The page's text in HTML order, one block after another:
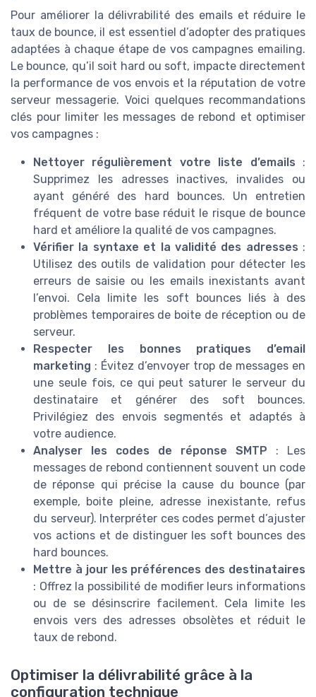
Pour améliorer la délivrabilité des emails et réduire le
taux de bounce, il est essentiel d’adopter des pratiques
adaptées à chaque étape de vos campagnes emailing.
Le bounce, qu’il soit hard ou soft, impacte directement
la performance de vos envois et la réputation de votre
serveur messagerie. Voici quelques recommandations
clés pour limiter les messages de rebond et optimiser
vos campagnes :
Nettoyer régulièrement votre liste d’emails :
Supprimez les adresses inactives, invalides ou
ayant généré des hard bounces. Un entretien
fréquent de votre base réduit le risque de bounce
hard et améliore la qualité de vos campagnes.
Vérifier la syntaxe et la validité des adresses :
Utilisez des outils de validation pour détecter les
erreurs de saisie ou les emails inexistants avant
l’envoi. Cela limite les soft bounces liés à des
problèmes temporaires de boite de réception ou de
serveur.
Respecter les bonnes pratiques d’email
marketing : Évitez d’envoyer trop de messages en
une seule fois, ce qui peut saturer le serveur du
destinataire et générer des soft bounces.
Privilégiez des envois segmentés et adaptés à
votre audience.
Analyser les codes de réponse SMTP : Les
messages de rebond contiennent souvent un code
de réponse qui précise la cause du bounce (par
exemple, boite pleine, adresse inexistante, refus
du serveur). Interpréter ces codes permet d’ajuster
vos actions et de distinguer les soft bounces des
hard bounces.
Mettre à jour les préférences des destinataires
: Offrez la possibilité de modifier leurs informations
ou de se désinscrire facilement. Cela limite les
envois vers des adresses obsolètes et réduit le
taux de rebond.
Optimiser la délivrabilité grâce à la
configuration technique